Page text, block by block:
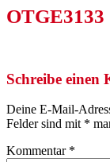
OTGE3133
Schreibe einen
Deine E-Mail-
Felder sind mit *
Kommentar *